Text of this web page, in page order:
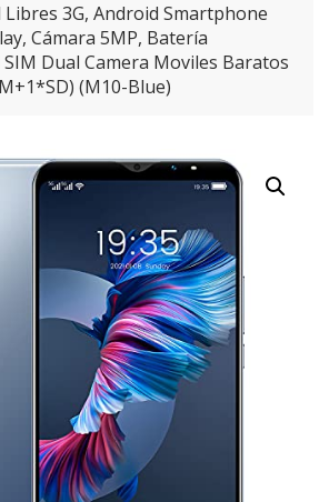
3G, Android Smartphone
Cámara 5MP, Batería
Dual Camera Moviles Baratos
(M10-Blue)